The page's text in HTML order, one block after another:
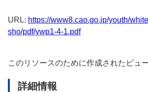
URL: https://www8.cao.go.jp/youth/
sho/pdf/ywp1-4-1.pdf
このリソースのために作成されたビュ
詳細情報